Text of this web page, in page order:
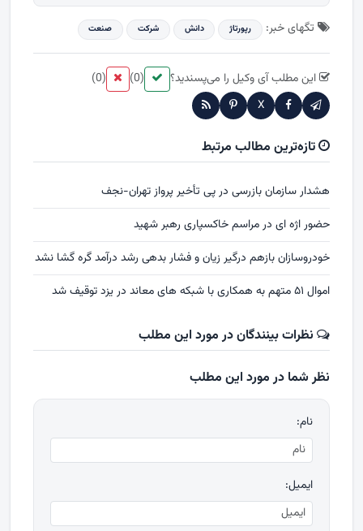
تگهای خبر: رپورتاژ دانش شركت صنعت
این مطلب آی وکیل را می‌پسندید؟ (0)
(0)
X
تازه‌ترین مطالب مرتبط
هشدار سازمان بازرسی در پی تأخیر پرواز تهران-نجف
حضور اژه ای در مراسم خاکسپاری رهبر شهید
خودروسازان بازهم درگیر زیان و فشار بدهی رشد درآمد گره گشا نشد
اموال ۵۱ متهم به همکاری با شبکه های معاند در یزد توقیف شد
نظرات بینندگان در مورد این مطلب
نظر شما در مورد این مطلب
نام:
ایمیل: